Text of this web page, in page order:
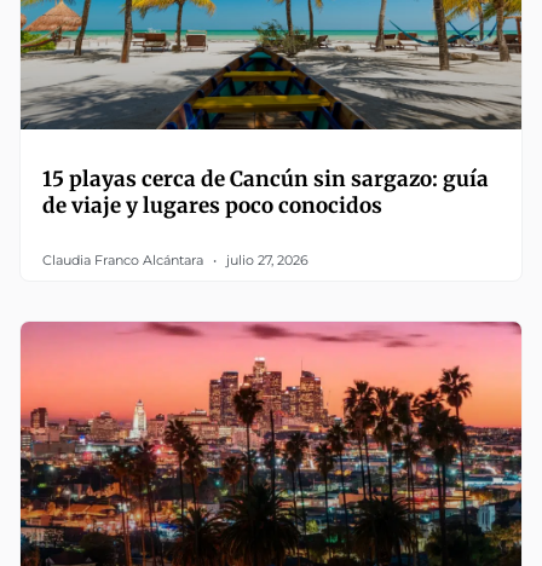
15 playas cerca de Cancún sin sargazo: guía
de viaje y lugares poco conocidos
Claudia Franco Alcántara julio 27, 2026